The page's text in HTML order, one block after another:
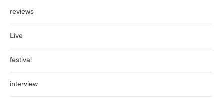
reviews
Live
festival
interview